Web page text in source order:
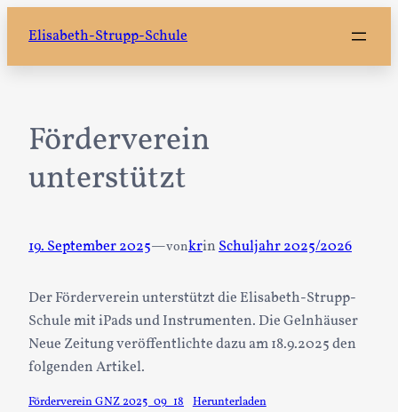
Inhalt
springen
Elisabeth-Strupp-Schule
Förderverein
unterstützt
19. September 2025—vonkrin Schuljahr 2025/2026
Der Förderverein unterstützt die Elisabeth-Strupp-
Schule mit iPads und Instrumenten. Die Gelnhäuser
Neue Zeitung veröffentlichte dazu am 18.9.2025 den
folgenden Artikel.
Förderverein GNZ 2025_09_18 Herunterladen